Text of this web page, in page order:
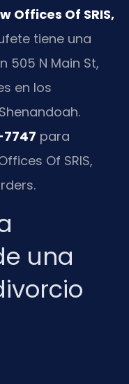
Offices Of SRIS,
tiene una
505 N Main St,
en los
para
Of SRIS,
una